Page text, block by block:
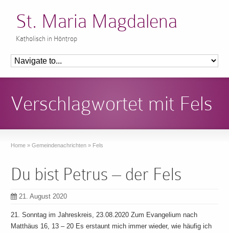
St. Maria Magdalena
Katholisch in Höntrop
Verschlagwortet mit Fels
Home » Gemeindenachrichten » Fels
Du bist Petrus – der Fels
21. August 2020
21. Sonntag im Jahreskreis, 23.08.2020 Zum Evangelium nach
Matthäus 16, 13 – 20 Es erstaunt mich immer wieder, wie häufig ich